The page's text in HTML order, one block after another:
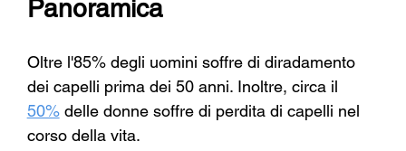
Panoramica
Oltre l'85% degli uomini soffre di diradamento
dei capelli prima dei 50 anni. Inoltre, circa il
50% delle donne soffre di perdita di capelli nel
corso della vita.